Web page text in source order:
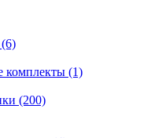
(6)
комплекты (1)
(200)